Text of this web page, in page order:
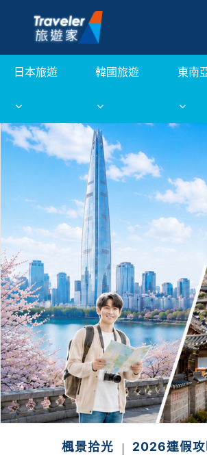
日本旅遊 韓國旅遊 東南
楓景拾光 2026連假攻